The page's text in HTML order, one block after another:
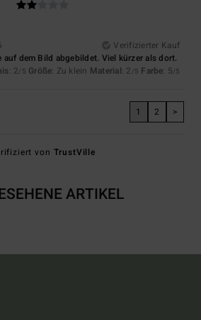
Verifizierter Kauf
dem Bild abgebildet. Viel kürzer als dort.
: 2/5 Größe: Zu klein Material: 2 /5 Farbe: 5/5
1 2 >
von TrustVille
ARTIKEL